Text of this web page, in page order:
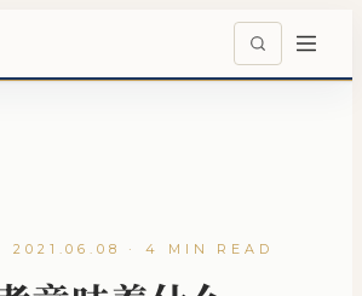
· 2021.06.08 · 4 MIN READ